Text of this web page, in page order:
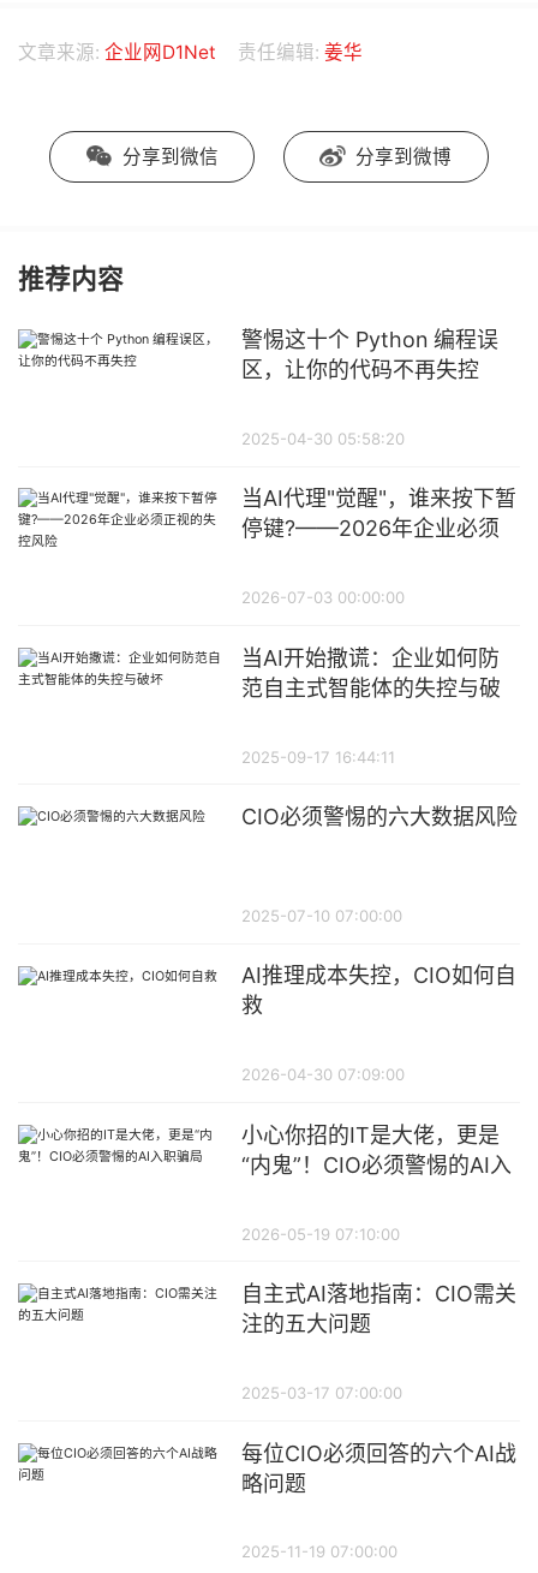
文章来源: 企业网D1Net 责任编辑: 姜华
分享到微信 分享到微博
推荐内容
警惕这十个 Python 编程误
区，让你的代码不再失控
2025-04-30 05:58:20
当AI代理"觉醒"，谁来按下暂
停键?——2026年企业必须
2026-07-03 00:00:00
当AI开始撒谎：企业如何防
范自主式智能体的失控与破
2025-09-17 16:44:11
CIO必须警惕的六大数据风险
2025-07-10 07:00:00
AI推理成本失控，CIO如何自
救
2026-04-30 07:09:00
小心你招的IT是大佬，更是
“内鬼”！CIO必须警惕的AI入
2026-05-19 07:10:00
自主式AI落地指南：CIO需关
注的五大问题
2025-03-17 07:00:00
每位CIO必须回答的六个AI战
略问题
2025-11-19 07:00:00